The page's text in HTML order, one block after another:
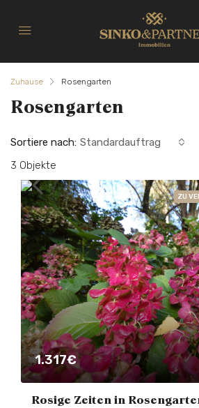
Zuhause Rosengarten
Rosengarten
3 Objekte
Sortiere nach: Standardauftrag
ZU
1.317€